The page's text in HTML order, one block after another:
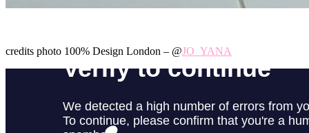
credits photo 100% Design London – @JO_YANA